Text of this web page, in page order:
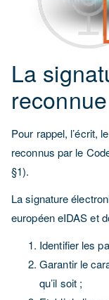
La
Pour rappel, l’écrit,
reconnus par le
§1).
La signature
européen eIDAS et
Identifier les
Garantir le
qu’il soit ;